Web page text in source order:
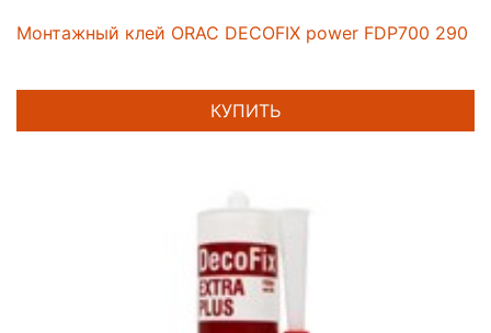
Монтажный клей ORAC DECOFIX power FDP700 290
КУПИТЬ